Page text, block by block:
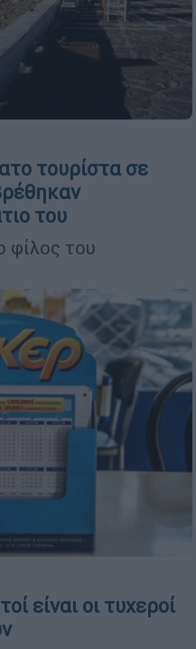
τουρίστα σε
του
φίλος του
είναι οι τυχεροί